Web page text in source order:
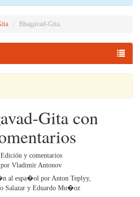
Bhagavad-Gita
Gita con
Edición y comentarios
por Vladimir Antonov
al espa�ol por Anton Teplyy,
Salazar y Eduardo Mu�oz